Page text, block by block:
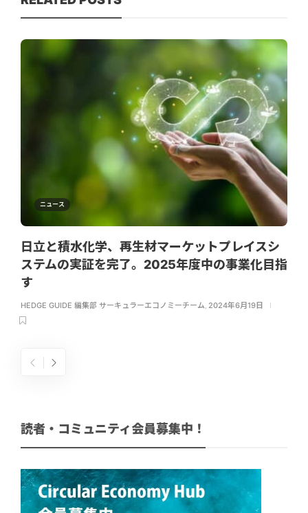
ニュース
日立と積水化学、再生材マーケットプレイスシ
ステムの実証を完了。2025年度中の事業化目指
す
HEDGE GUIDE 編集部 サーキュラーエコノミーチーム, 2024年6月19日
読者・コミュニティ会員募集中！